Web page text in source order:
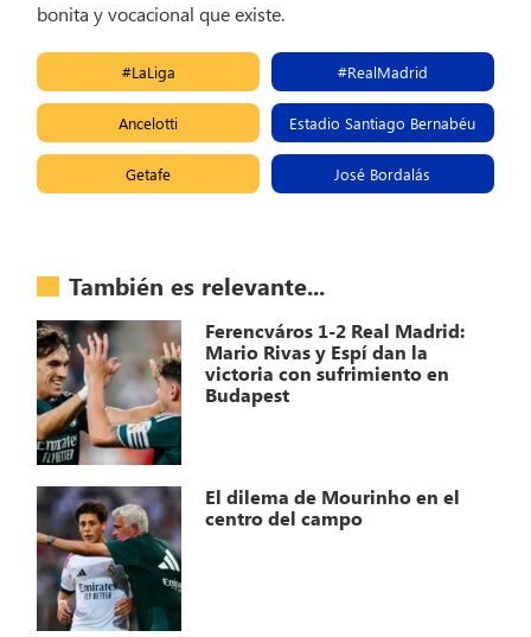
bonita y vocacional que existe.
#LaLiga #RealMadrid
Ancelotti Estadio Santiago Bernabéu
Getafe José Bordalás
También es relevante...
Ferencváros 1-2 Real Madrid:
Mario Rivas y Espí dan la
victoria con sufrimiento en
Budapest
El dilema de Mourinho en el
centro del campo